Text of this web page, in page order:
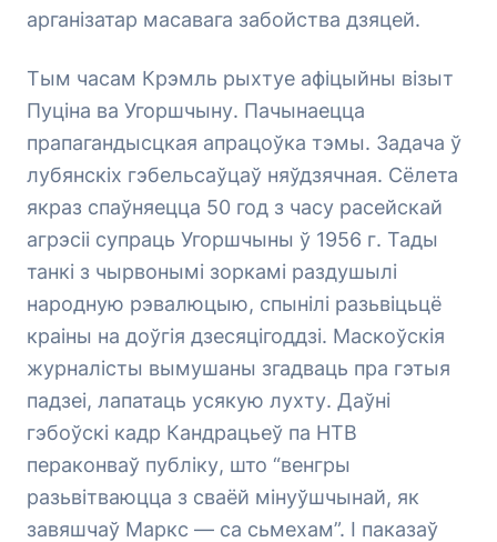
арганізатар масавага забойства дзяцей.
Тым часам Крэмль рыхтуе афіцыйны візыт
Пуціна ва Угоршчыну. Пачынаецца
прапагандысцкая апрацоўка тэмы. Задача ў
лубянскіх гэбельсаўцаў няўдзячная. Сёлета
якраз спаўняецца 50 год з часу расейскай
агрэсіі супраць Угоршчыны ў 1956 г. Тады
танкі з чырвонымі зоркамі раздушылі
народную рэвалюцыю, спынілі разьвіцьцё
краіны на доўгія дзесяцігоддзі. Маскоўскія
журналісты вымушаны згадваць пра гэтыя
падзеі, лапатаць усякую лухту. Даўні
гэбоўскі кадр Кандрацьеў па НТВ
пераконваў публіку, што “венгры
разьвітваюцца з сваёй мінуўшчынай, як
завяшчаў Маркс — са сьмехам”. І паказаў